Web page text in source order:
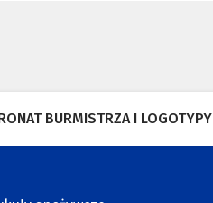
BURMISTRZA I LOGOTYPY